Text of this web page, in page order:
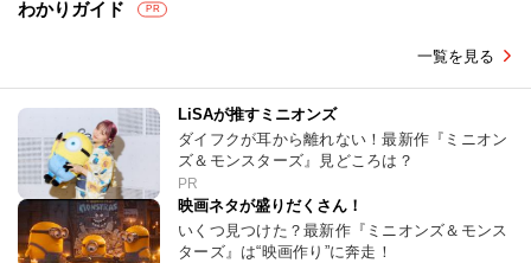
わかりガイド
PR
一覧を見る
LiSAが推すミニオンズ
ダイフクが耳から離れない！最新作『ミニオン
ズ＆モンスターズ』見どころは？
PR
映画ネタが盛りだくさん！
いくつ見つけた？最新作『ミニオンズ＆モンス
ターズ』は“映画作り”に奔走！